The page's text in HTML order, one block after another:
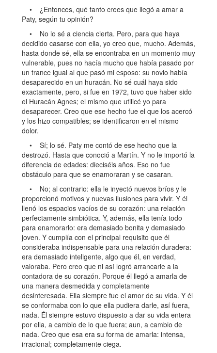
• ¿Entonces, qué tanto crees que llegó a amar a
Paty, según tu opinión?
• No lo sé a ciencia cierta. Pero, para que haya
decidido casarse con ella, yo creo que, mucho. Además,
hasta donde sé, ella se encontraba en un momento muy
vulnerable, pues no hacía mucho que había pasado por
un trance igual al que pasó mi esposo: su novio había
desaparecido en un huracán. No sé cuál haya sido
exactamente, pero, si fue en 1972, tuvo que haber sido
el Huracán Agnes; el mismo que utilicé yo para
desaparecer. Creo que ese hecho fue el que los acercó
y los hizo compatibles; se identificaron en el mismo
dolor.
• Sí; lo sé. Paty me contó de ese hecho que la
destrozó. Hasta que conoció a Martín. Y no le importó la
diferencia de edades: dieciséis años. Eso no fue
obstáculo para que se enamoraran y se casaran.
• No; al contrario: ella le inyectó nuevos bríos y le
proporcionó motivos y nuevas ilusiones para vivir. Y él
llenó los espacios vacíos de su corazón: una relación
perfectamente simbiótica. Y, además, ella tenía todo
para enamorarlo: era demasiado bonita y demasiado
joven. Y cumplía con el principal requisito que él
consideraba indispensable para una relación duradera:
era demasiado inteligente, algo que él, en verdad,
valoraba. Pero creo que ni así logró arrancarle a la
contadora de su corazón. Porque él llegó a amarla de
una manera desmedida y completamente
desinteresada. Ella siempre fue el amor de su vida. Y él
se conformaba con lo que ella pudiera darle, así fuera,
nada. Él siempre estuvo dispuesto a dar su vida entera
por ella, a cambio de lo que fuera; aun, a cambio de
nada. Creo que esa era su forma de amarla: intensa,
irracional; completamente ciega.